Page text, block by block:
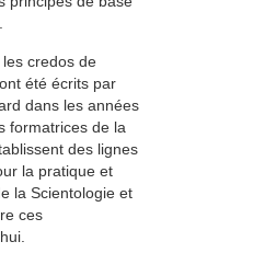
credos de
été écrits par
dans les années
formatrices de la
des lignes
la pratique et
la Scientologie et
ces